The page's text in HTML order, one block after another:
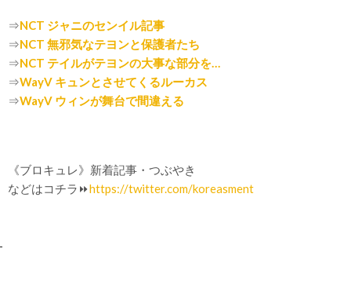
⇒NCT ジャニのセンイル記事
⇒NCT 無邪気なテヨンと保護者たち
⇒NCT テイルがテヨンの大事な部分を…
⇒WayV キュンとさせてくるルーカス
⇒WayV ウィンが舞台で間違える
《ブロキュレ》新着記事・つぶやき
などはコチラ⏩https://twitter.com/koreasment